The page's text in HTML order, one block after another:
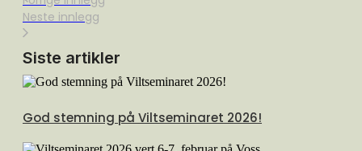
Neste innlegg
Siste artikler
God stemning på Viltseminaret 2026!